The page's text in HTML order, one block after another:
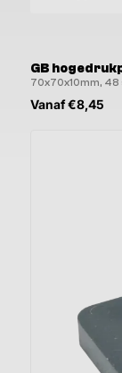
GB
70x70x10mm, 48
Vanaf €8,45